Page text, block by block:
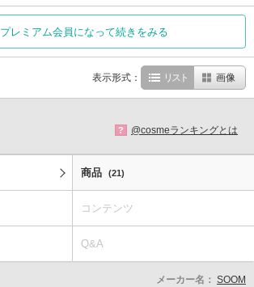
プレミアム会員になって続きをみる
表示形式： リスト 画像
? @cosmeランキングとは
商品 (21)
コンテンツ
Q&A
メーカー名： SOOM